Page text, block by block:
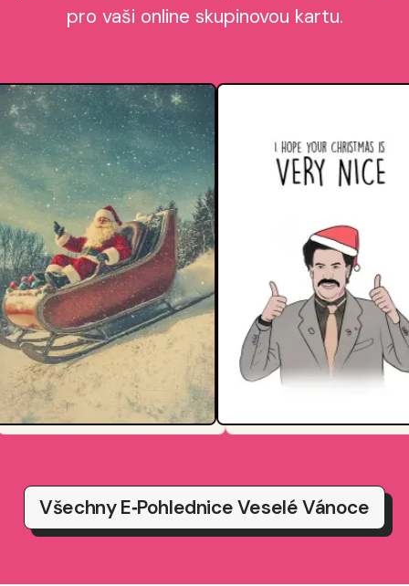
pro vaši online skupinovou kartu.
Všechny E‑pohlednice Veselé Vánoce